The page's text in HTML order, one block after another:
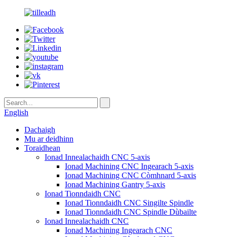
English
Dachaigh
Mu ar deidhinn
Toraidhean
Ionad Innealachaidh CNC 5-axis
Ionad Machining CNC Ingearach 5-axis
Ionad Machining CNC Còmhnard 5-axis
Ionad Machining Gantry 5-axis
Ionad Tionndaidh CNC
Ionad Tionndaidh CNC Singilte Spindle
Ionad Tionndaidh CNC Spindle Dùbailte
Ionad Innealachaidh CNC
Ionad Machining Ingearach CNC